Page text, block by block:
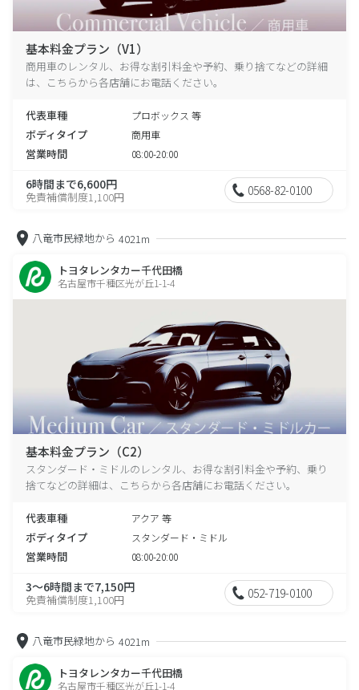
基本料金プラン（V1）
商用車のレンタル、お得な割引料金や予約、乗り捨てなどの詳細
は、こちらから各店舗にお電話ください。
代表車種 プロボックス 等
ボディタイプ 商用車
営業時間 08:00-20:00
6時間まで6,600円
免責補償制度1,100円 0568-82-0100
八竜市民緑地から 4021m
トヨタレンタカー千代田橋
名古屋市千種区光が丘1-1-4
基本料金プラン（C2）
スタンダード・ミドルのレンタル、お得な割引料金や予約、乗り
捨てなどの詳細は、こちらから各店舗にお電話ください。
代表車種 アクア 等
ボディタイプ スタンダード・ミドル
営業時間 08:00-20:00
3～6時間まで7,150円
免責補償制度1,100円 052-719-0100
八竜市民緑地から 4021m
トヨタレンタカー千代田橋
名古屋市千種区光が丘1-1-4